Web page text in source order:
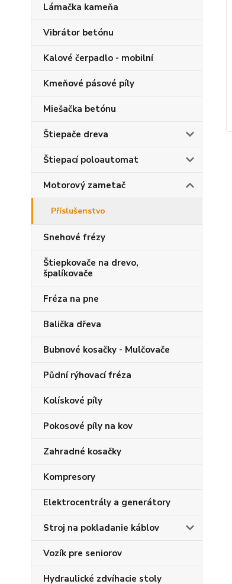
Lámačka kameňa
Vibrátor betónu
Kalové čerpadlo - mobilní
Kmeňové pásové píly
Miešačka betónu
Štiepače dreva
Štiepací poloautomat
Motorový zametač
Příslušenstvo
Snehové frézy
Štiepkovače na drevo,
špalíkovače
Fréza na pne
Balička dřeva
Bubnové kosačky - Mulčovače
Půdní rýhovací fréza
Kolískové píly
Pokosové píly na kov
Zahradné kosačky
Kompresory
Elektrocentrály a generátory
Stroj na pokladanie káblov
Vozík pre seniorov
Hydraulické zdvíhacie stoly